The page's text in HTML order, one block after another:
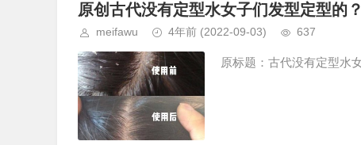
原创古代没有定型水女子们发型定型的
meifawu 4年前 (2022-09-03) 637
原标题：古代没有定型水